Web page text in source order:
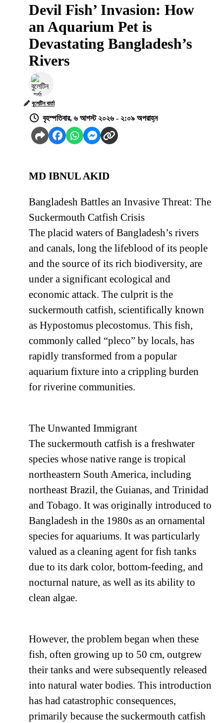
Devil Fish’ Invasion: How
an Aquarium Pet is
Devastating Bangladesh’s
Rivers
বুলেটিন বার্তা
বৃহস্পতিবার, ৬ আগস্ট ২০২৬ - ২:০৯ অপরাহ্ন
MD IBNUL AKID
Bangladesh Battles an Invasive Threat: The
Suckermouth Catfish Crisis
The placid waters of Bangladesh’s rivers
and canals, long the lifeblood of its people
and the source of its rich biodiversity, are
under a significant ecological and
economic attack. The culprit is the
suckermouth catfish, scientifically known
as Hypostomus plecostomus. This fish,
commonly called “pleco” by locals, has
rapidly transformed from a popular
aquarium fixture into a crippling burden
for riverine communities.
The Unwanted Immigrant
The suckermouth catfish is a freshwater
species whose native range is tropical
northeastern South America, including
northeast Brazil, the Guianas, and Trinidad
and Tobago. It was originally introduced to
Bangladesh in the 1980s as an ornamental
species for aquariums. It was particularly
valued as a cleaning agent for fish tanks
due to its dark color, bottom-feeding, and
nocturnal nature, as well as its ability to
clean algae.
However, the problem began when these
fish, often growing up to 50 cm, outgrew
their tanks and were subsequently released
into natural water bodies. This introduction
has had catastrophic consequences,
primarily because the suckermouth catfish